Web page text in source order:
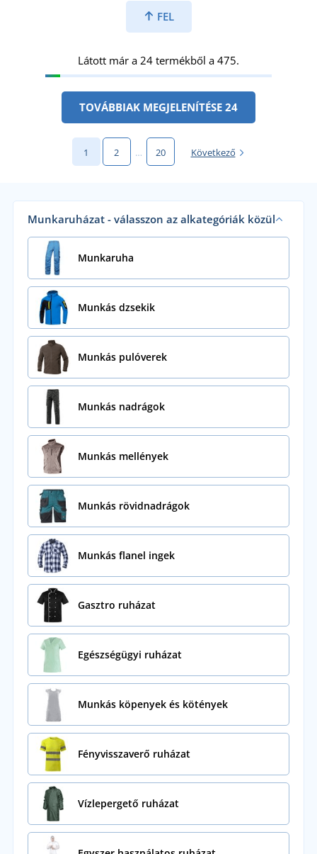
FEL
Látott már a 24 termékből a 475.
TOVÁBBIAK MEGJELENÍTÉSE 24
1 2 … 20 Következő
Munkaruházat - válasszon az alkategóriák közül
Munkaruha
Munkás dzsekik
Munkás pulóverek
Munkás nadrágok
Munkás mellények
Munkás rövidnadrágok
Munkás flanel ingek
Gasztro ruházat
Egészségügyi ruházat
Munkás köpenyek és kötények
Fényvisszaverő ruházat
Vízlepergető ruházat